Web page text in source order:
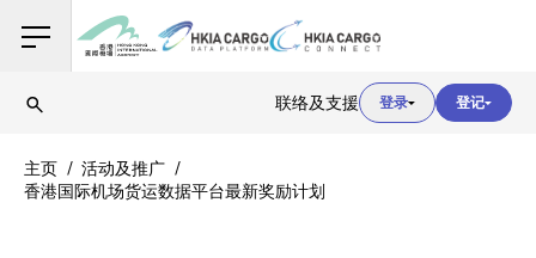
联络及支援 登录
用户登入
用户登入
海关登入
登记
主页
活动及推广
香港国际机场货运数据平台最新奖励计划